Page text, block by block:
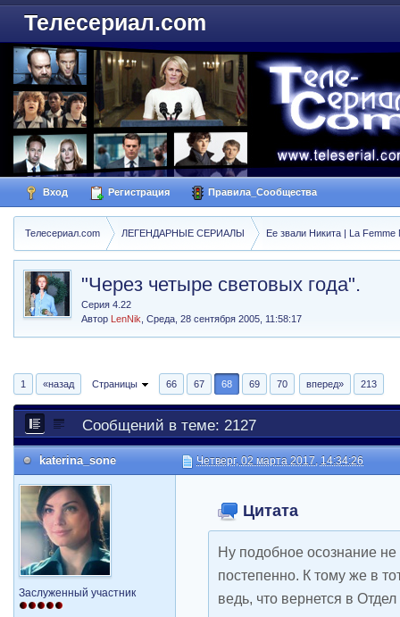
Телесериал.com
Вход Регистрация Правила_Сообщества
Телесериал.com ЛЕГЕНДАРНЫЕ СЕРИАЛЫ Ее звали Никита | La Femme
"Через четыре световых года".
Серия 4.22
Автор LenNik ,Среда, 28 сентября 2005, 11:58:17
1 «назад Страницы 66 67 68 69 70 вперед» 213
Сообщений в теме: 2127
katerina_sone Четверг, 02 марта 2017, 14:34:26
Заслуженный участник
Цитата
Ну подобное осознание не
постепенно. К тому же в
ведь, что вернется в